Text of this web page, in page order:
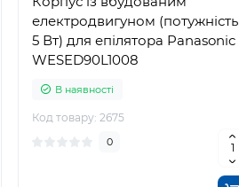
електродвигуном (потужність
5 Вт) для епілятора Panasonic
WESED90L1008
В наявності
Код товару: 2675
0